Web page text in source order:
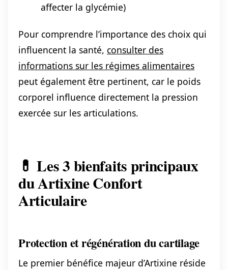
affecter la glycémie)
Pour comprendre l’importance des choix qui
influencent la santé, consulter des
informations sur les régimes alimentaires
peut également être pertinent, car le poids
corporel influence directement la pression
exercée sur les articulations.
💊 Les 3 bienfaits principaux
du Artixine Confort
Articulaire
Protection et régénération du cartilage
Le premier bénéfice majeur d’Artixine réside